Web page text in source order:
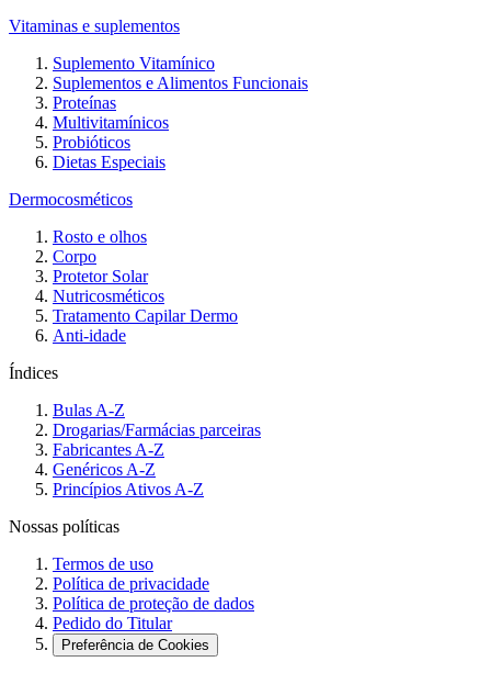
Vitaminas e suplementos
Suplemento Vitamínico
Suplementos e Alimentos Funcionais
Proteínas
Multivitamínicos
Probióticos
Dietas Especiais
Dermocosméticos
Rosto e olhos
Corpo
Protetor Solar
Nutricosméticos
Tratamento Capilar Dermo
Anti-idade
Índices
Bulas A-Z
Drogarias/Farmácias parceiras
Fabricantes A-Z
Genéricos A-Z
Princípios Ativos A-Z
Nossas políticas
Termos de uso
Política de privacidade
Política de proteção de dados
Pedido do Titular
Preferência de Cookies